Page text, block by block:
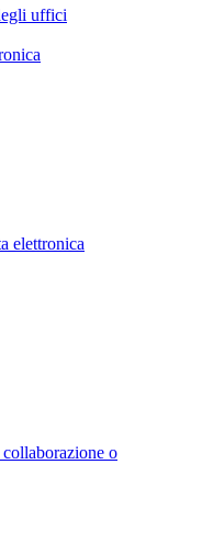
uffici
elettronica
o